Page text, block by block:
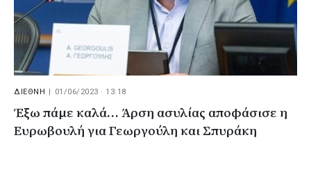
ΔΙΕΘΝΗ 01/06/2023 · 13:18
Έξω πάμε καλά… Άρση ασυλίας αποφάσισε η
Ευρωβουλή για Γεωργούλη και Σπυράκη